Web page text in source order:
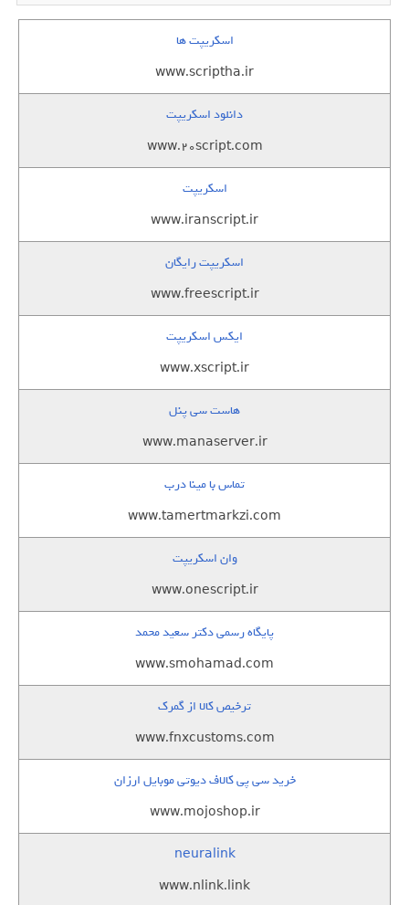
اسکریپت ها
www.scriptha.ir
دانلود اسکریپت
www.20script.com
اسکریپت
www.iranscript.ir
اسکریپت رایگان
www.freescript.ir
ایکس اسکریپت
www.xscript.ir
هاست سی پنل
www.manaserver.ir
تماس با مینا درب
www.tamertmarkzi.com
وان اسکریپت
www.onescript.ir
پایگاه رسمی دکتر سعید محمد
www.smohamad.com
ترخیص کالا از گمرک
www.fnxcustoms.com
خرید سی پی کالاف دیوتی موبایل ارزان
www.mojoshop.ir
neuralink
www.nlink.link